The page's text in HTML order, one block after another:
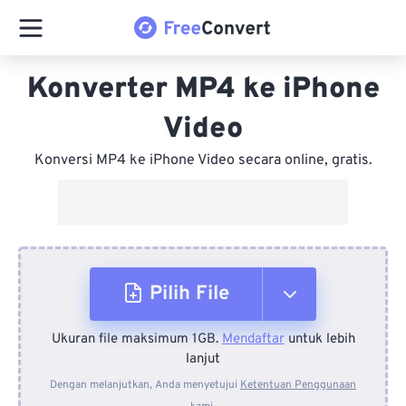
Konverter MP4 ke iPhone
Video
Konversi MP4 ke iPhone Video secara online, gratis.
Pilih File
Dari Perangkat
Ukuran file maksimum 1GB.Mendaftaruntuk lebih
lanjut
Dengan melanjutkan, Anda menyetujui Ketentuan Penggunaan